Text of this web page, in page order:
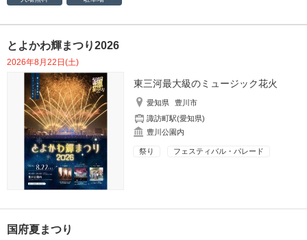
とよかわ輝まつり2026
2026年8月22日(土)
東三河最大級のミュージック花火
愛知県
豊川市
諏訪町駅(愛知県)
豊川公園内
祭り フェスティバル・パレード
国府夏まつり